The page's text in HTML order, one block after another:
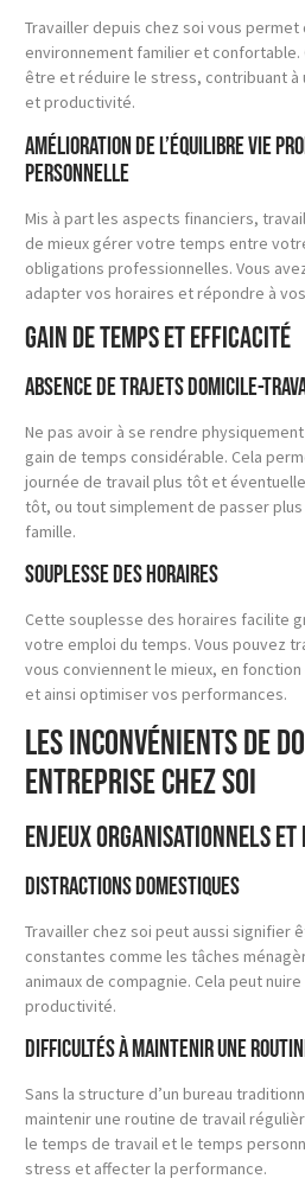
Travailler depuis chez soi vous permet
environnement familier et
être et réduire le stress, contribuant à
et productivité.
Amélioration de l’équilibre vie
personnelle
Mis à part les aspects financiers,
de mieux gérer votre temps entre
obligations professionnelles. Vous
adapter vos horaires et répondre à
Gain de temps et efficacité
Absence de trajets domicile-
Ne pas avoir à se rendre
gain de temps considérable. Cela
journée de travail plus tôt et
tôt, ou tout simplement de passer
famille.
Souplesse des horaires
Cette souplesse des horaires facilite
votre emploi du temps. Vous pouvez
vous conviennent le mieux, en
et ainsi optimiser vos performances.
Les inconvénients de
entreprise chez soi
Enjeux organisationnels
Distractions domestiques
Travailler chez soi peut aussi signifier
constantes comme les tâches
animaux de compagnie. Cela peut
productivité.
Difficultés à maintenir une
Sans la structure d’un bureau
maintenir une routine de travail
le temps de travail et le temps
stress et affecter la performance.